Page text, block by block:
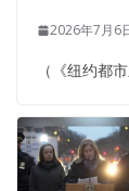
2026年7月6
（《纽约都